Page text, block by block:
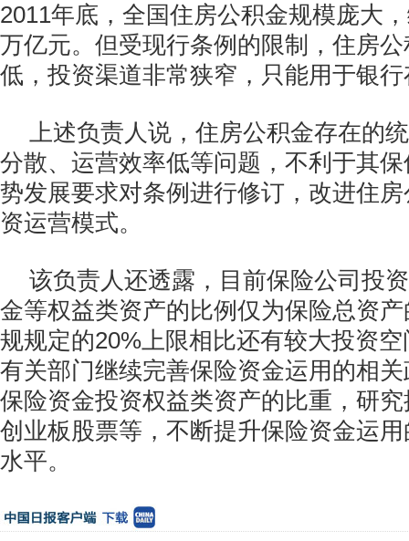
2011年底，全国住房公积金规模庞大
万亿元。但受现行条例的限制，住房
低，投资渠道非常狭窄，只能用于银
上述负责人说，住房公积金存在的
分散、运营效率低等问题，不利于其
势发展要求对条例进行修订，改进住
资运营模式。
该负责人还透露，目前保险公司投
金等权益类资产的比例仅为保险总资
规规定的20%上限相比还有较大投资
有关部门继续完善保险资金运用的相
保险资金投资权益类资产的比重，研
创业板股票等，不断提升保险资金运
水平。